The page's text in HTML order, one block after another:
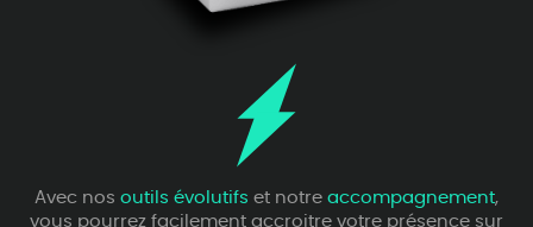
Avec nos outils évolutifs et notre accompagnement,
vous pourrez facilement accroitre votre présence sur